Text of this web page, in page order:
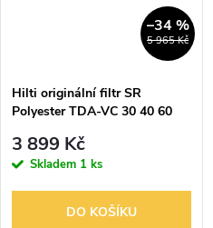
5 965 Kč
–34 %
Hilti originální filtr SR
Polyester TDA-VC 30 40 60
TDAVC60 pro vysavač 253566
3 899 Kč
Skladem 1 ks
DO KOŠÍKU